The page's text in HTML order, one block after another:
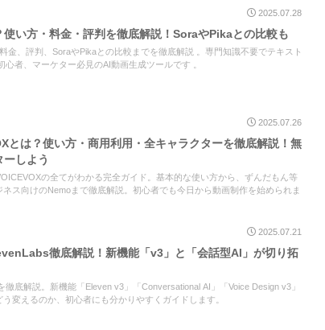
2025.07.28
使い方・料金・評判を徹底解説！SoraやPikaとの比較も
金、評判、SoraやPikaとの比較までを徹底解説 。専門知識不要でテキスト
者、マーケター必見のAI動画生成ツールです 。
2025.07.26
とは？使い方・商用利用・全キャラクターを徹底解説！無
しよう
の全てがわかる完全ガイド。基本的な使い方から、ずんだもん等
ス向けのNemoまで徹底解説。初心者でも今日から動画制作を始められま
2025.07.21
徹底解説！新機能「v3」と「会話型AI」が切り拓
徹底解説。新機能「Eleven v3」「Conversational AI」「Voice Design v3」
変えるのか、初心者にも分かりやすくガイドします。